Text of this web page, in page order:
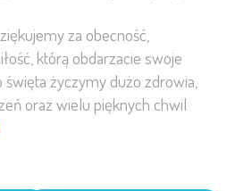
za obecność,
którą obdarzacie swoje
święta życzymy dużo zdrowia,
oraz wielu pięknych chwil